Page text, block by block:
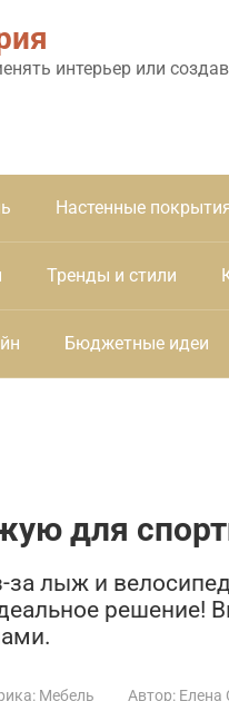
интерьер или
Настенные
Тренды и стили
Бюджетные идеи
для
за лыж и
решение!
Мебель Автор: Елена